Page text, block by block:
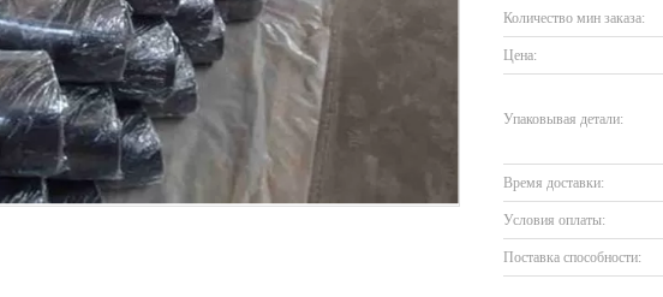
Количество мин заказа:
Цена:
Упаковывая детали:
Время доставки:
Условия оплаты:
Поставка способности: